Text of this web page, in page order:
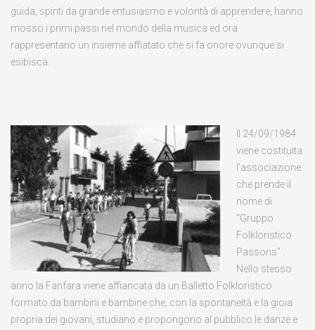
guida, spinti da grande entusiasmo e volontà di apprendere, hanno
mosso i primi passi nel mondo della musica ed ora
rappresentano un insieme affiatato che si fa onore ovunque si
esibisca.
Il 24/09/1984
viene costituita
l’associazione
che prende il
nome di
“Gruppo
Folkloristico
Passons” .
Nello stesso
anno la Fanfara viene affiancata da un Balletto Folkloristico
formato da bambini e bambine che, con la spontaneità e la gioia
propria dei giovani, studiano e propongono al pubblico le danze e